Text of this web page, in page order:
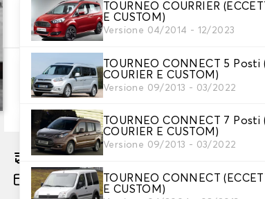
TOURNEO COURRIER
E CUSTOM)
Versione 04/2014 - 12/2023
TOURNEO CONNECT 5 Posti
COURIER E CUSTOM)
Versione 09/2013 - 03/2022
TOURNEO CONNECT 7 Posti
COURIER E CUSTOM)
Versione 09/2013 - 03/2022
TOURNEO CONNECT
E CUSTOM)
2. Livello di protezione
Scegli il telo protettivo adatto alle tue esigenze
66,08 €
Consegna gratuita stimata su 17/08/2026
Pagamento in 3x gratuito, a partire da 60